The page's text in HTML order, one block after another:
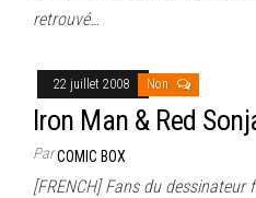
retrouvé…
22 juillet 2008 Non
Iron Man & Red
ParCOMIC BOX
[FRENCH] Fans du dessinateur